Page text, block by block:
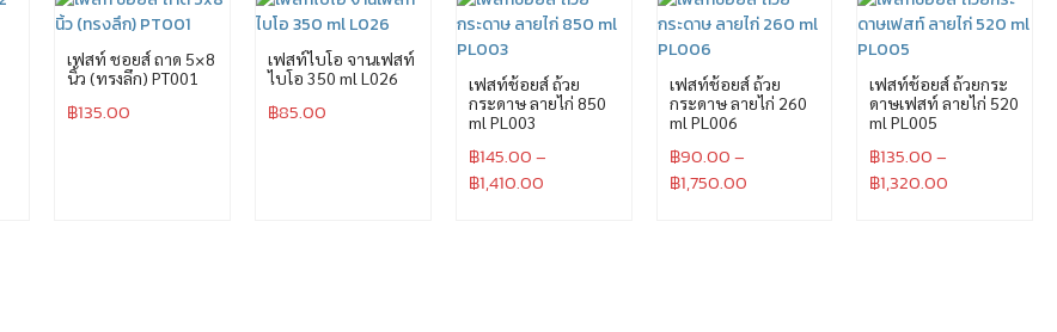
เฟสท์ ชอยส์ ถาด 5×8
นิ้ว (ทรงลึก) PT001
฿135.00
เฟสท์ไบโอ จานเฟสท์
ไบโอ 350 ml L026
฿85.00
เฟสท์ช้อยส์ ถ้วย
กระดาษ ลายไก่ 850
ml PL003
฿145.00–
฿1,410.00
เฟสท์ช้อยส์ ถ้วย
กระดาษ ลายไก่ 260
ml PL006
฿90.00–
฿1,750.00
เฟสท์ช้อยส์ ถ้วยกระ
ดาษเฟสท์ ลายไก่ 520
ml PL005
฿135.00–
฿1,320.00